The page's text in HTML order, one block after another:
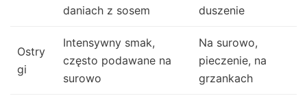
daniach z sosem
duszenie
Ostry
gi
Intensywny smak,
często podawane na
surowo
Na surowo,
pieczenie, na
grzankach